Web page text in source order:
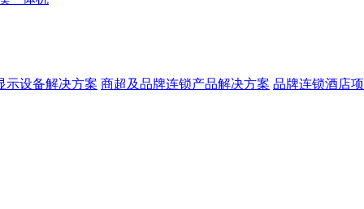
示设备解决方案 商超及品牌连锁产品解决方案 品牌连锁酒店项